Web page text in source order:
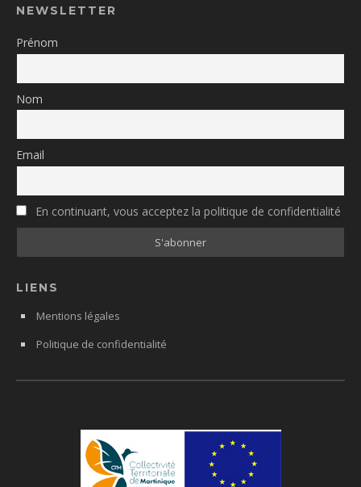
NEWSLETTER
Prénom
Nom
Email
En continuant, vous acceptez la politique de confidentialité
LIENS
Mentions légales
Politique de confidentialité